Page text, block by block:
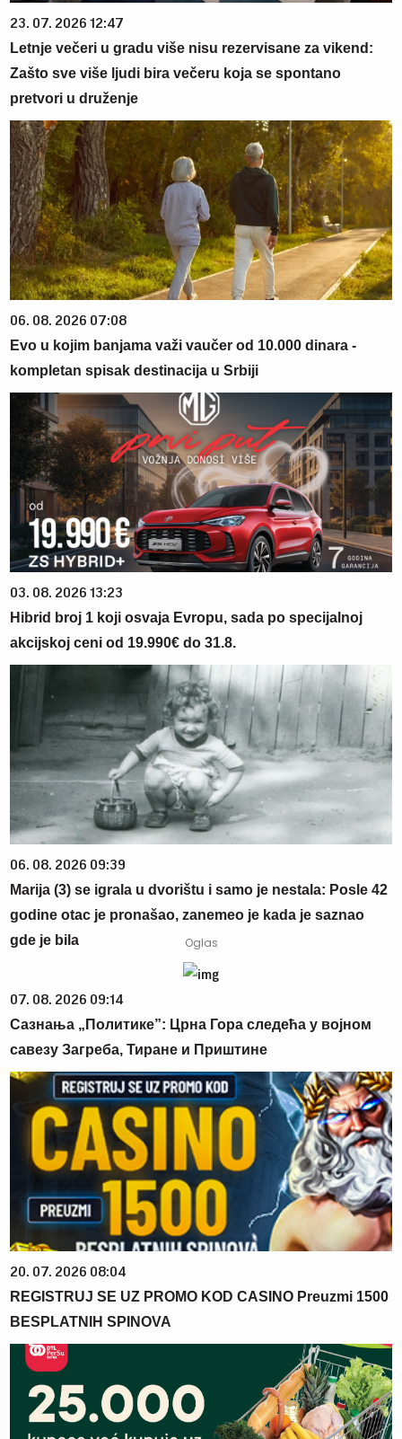
23. 07. 2026 12:47
Letnje večeri u gradu više nisu rezervisane za vikend:
Zašto sve više ljudi bira večeru koja se spontano
pretvori u druženje
06. 08. 2026 07:08
Evo u kojim banjama važi vaučer od 10.000 dinara -
kompletan spisak destinacija u Srbiji
03. 08. 2026 13:23
Hibrid broj 1 koji osvaja Evropu, sada po specijalnoj
akcijskoj ceni od 19.990€ do 31.8.
06. 08. 2026 09:39
Marija (3) se igrala u dvorištu i samo je nestala: Posle 42
godine otac je pronašao, zanemeo je kada je saznao
gde je bila
07. 08. 2026 09:14
Сазнања „Политике”: Црна Гора следећа у војном
савезу Загреба, Тиране и Приштине
20. 07. 2026 08:04
REGISTRUJ SE UZ PROMO KOD CASINO Preuzmi 1500
BESPLATNIH SPINOVA